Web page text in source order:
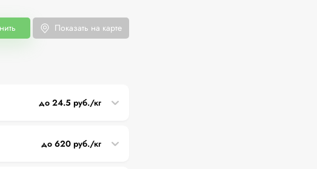
Показать на карте
до 24.5 руб./кг
до 620 руб./кг